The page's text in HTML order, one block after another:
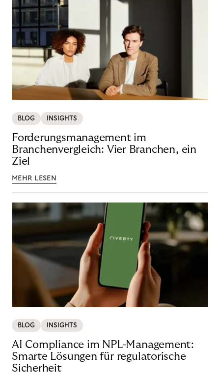
BLOG INSIGHTS
Forderungsmanagement im
Branchenvergleich: Vier Branchen, ein
Ziel
MEHR LESEN
BLOG INSIGHTS
AI Compliance im NPL-Management:
Smarte Lösungen für regulatorische
Sicherheit